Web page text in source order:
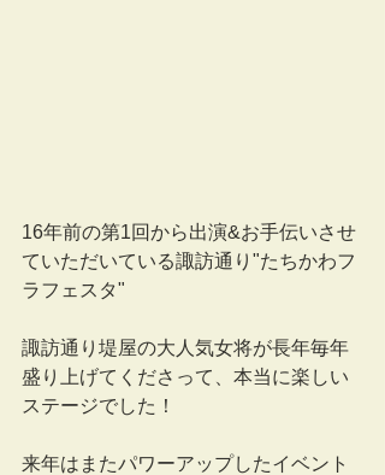
16年前の第1回から出演&お手伝いさせ
ていただいている諏訪通り"たちかわフ
ラフェスタ"
諏訪通り堤屋の大人気女将が長年毎年
盛り上げてくださって、本当に楽しい
ステージでした！
来年はまたパワーアップしたイベント